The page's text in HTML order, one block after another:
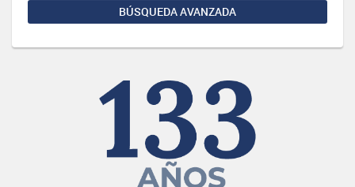
BÚSQUEDA AVANZADA